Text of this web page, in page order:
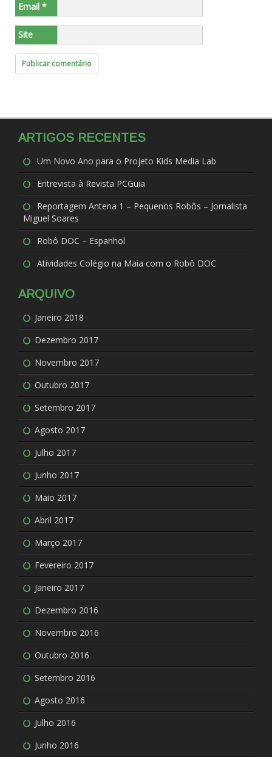
Email *
Site
ARTIGOS RECENTES
Um Novo Ano para o Projeto Kids Media Lab
Entrevista à Revista PCGuia
Reportagem Antena 1 – Pequenos Robôs – Jornalista
Miguel Soares
Robô DOC – Espanhol
Atividades Colégio na Maia com o Robô DOC
ARQUIVO
Janeiro 2018
Dezembro 2017
Novembro 2017
Outubro 2017
Setembro 2017
Agosto 2017
Julho 2017
Junho 2017
Maio 2017
Abril 2017
Março 2017
Fevereiro 2017
Janeiro 2017
Dezembro 2016
Novembro 2016
Outubro 2016
Setembro 2016
Agosto 2016
Julho 2016
Junho 2016